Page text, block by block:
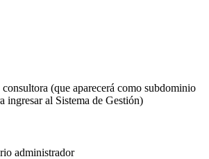
(que aparecerá como subdominio
ingresar al Sistema de Gestión)
administrador